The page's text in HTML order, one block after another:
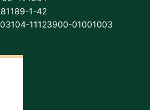
1-42
11123900-01001003